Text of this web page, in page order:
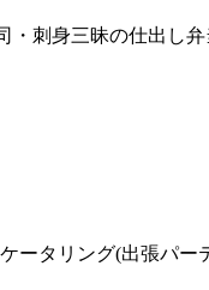
・刺身三昧の仕出し
タリング(出張パー